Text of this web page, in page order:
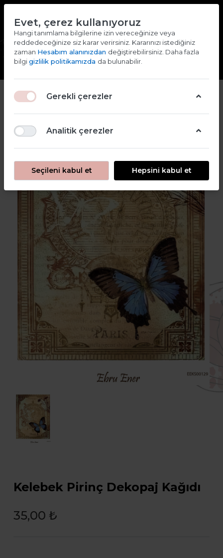
Giriş yap Kaydol
Kelebek Pirinç Dekopaj Kağıdı
35,00 ₺
Evet, çerez kullanıyoruz
Hangi tanımlama bilgilerine izin vereceğinize veya
reddedeceğinize siz karar verirsiniz. Kararınızı istediğiniz
zaman Hesabım alanınızdan değiştirebilirsiniz. Daha fazla
bilgigizlilik politikamızda da bulunabilir.
Gerekli çerezler
Analitik çerezler
Seçileni kabul et Hepsini kabul et